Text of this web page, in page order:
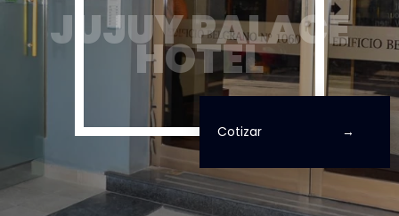
JUJUY PALACE
HOTEL
Cotizar